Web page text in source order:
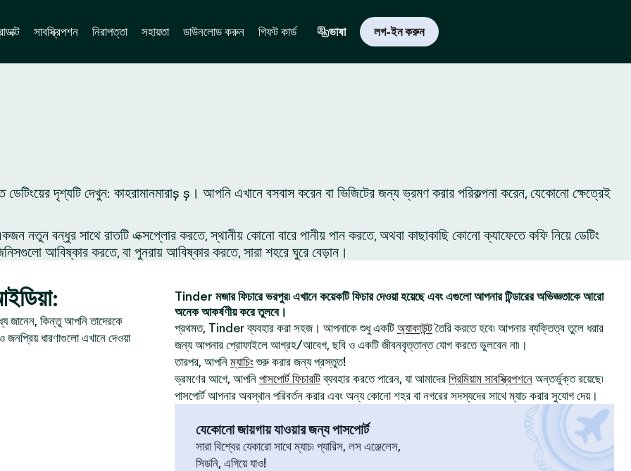
সাবস্ক্রিপশন নিরাপত্তা সহায়তা ডাউনলোড করুন গিফট কার্ড ভাষা লগ-ইন করুন
দৃশ্যটি দেখুন: কাহরামানমারাş ş। আপনি এখানে বসবাস করেন বা ভিজিটের জন্য ভ্রমণ করার পরিকল্পনা করেন, যেকোনো ক্ষেত্রেই
বন্ধুর সাথে রাতটি এক্সপ্লোর করতে, স্থানীয় কোনো বারে পানীয় পান করতে, অথবা কাছাকাছি কোনো ক্যাফেতে কফি নিয়ে ডেটিং
আবিষ্কার করতে, বা পুনরায় আবিষ্কার করতে, সারা শহরে ঘুরে বেড়ান।
জানেন, কিন্তু আপনি তাদেরকে
জনপ্রিয় ধারণাগুলো এখানে দেওয়া
Tinder মজার ফিচারে ভরপুর৷ এখানে কয়েকটি ফিচার দেওয়া হয়েছে এবং এগুলো আপনার টিন্ডারের অভিজ্ঞতাকে আরো
অনেক আকর্ষণীয় করে তুলবে।
প্রথমত, Tinder ব্যবহার করা সহজ। আপনাকে শুধু একটি অ্যাকাউন্টতৈরি করতে হবে৷ আপনার ব্যক্তিত্ব তুলে ধরার
জন্য আপনার প্রোফাইলে আগ্রহ/আবেগ, ছবি ও একটি জীবনবৃত্তান্ত যোগ করতে ভুলবেন না৷।
তারপর, আপনিম্যাচিং শুরু করার জন্য প্রস্তুত!
ভ্রমণের আগে, আপনি পাসপোর্ট ফিচারটিব্যবহার করতে পারেন, যা আমাদের প্রিমিয়াম সাবস্ক্রিপশনে অন্তর্ভুক্ত রয়েছে৷
পাসপোর্ট আপনার অবস্থান পরিবর্তন করার এবং অন্য কোনো শহর বা নগরের সদস্যদের সাথে ম্যাচ করার সুযোগ দেয়।
যেকোনো জায়গায় যাওয়ার জন্য পাসপোর্ট
সারা বিশ্বের যেকারো সাথে ম্যাচ৷ প্যারিস, লস এঞ্জেলেস,
সিডনি, এগিয়ে যাও!